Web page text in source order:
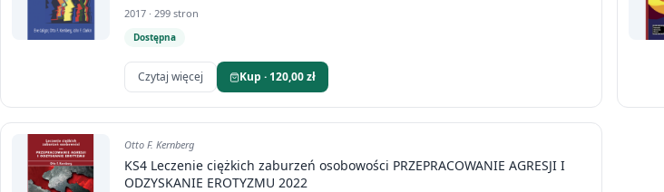
2017 · 299 stron
Dostępna
Czytaj więcej Kup · 120,00 zł
Otto F. Kernberg
KS4 Leczenie ciężkich zaburzeń osobowości PRZEPRACOWANIE AGRESJI I
ODZYSKANIE EROTYZMU 2022